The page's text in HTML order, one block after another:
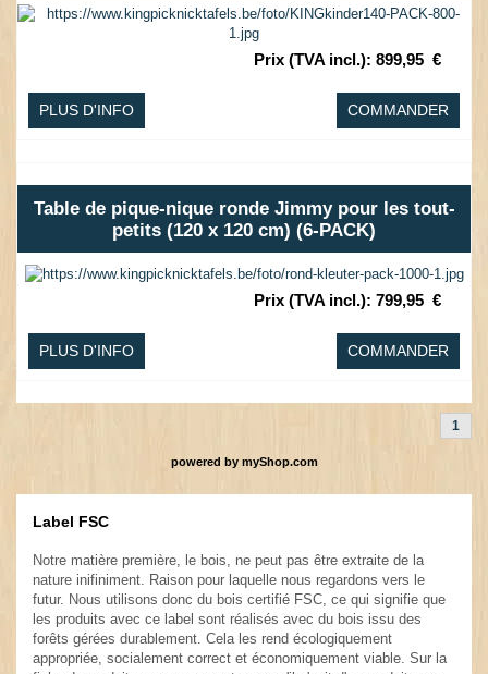
Prix (TVA incl.): 899,95 €
PLUS D'INFO COMMANDER
Table de pique-nique ronde Jimmy pour les tout-
petits (120 x 120 cm) (6-PACK)
Prix (TVA incl.): 799,95 €
PLUS D'INFO COMMANDER
1
powered by myShop.com
Label FSC
Notre matière première, le bois, ne peut pas être extraite de la
nature inifiniment. Raison pour laquelle nous regardons vers le
futur. Nous utilisons donc du bois certifié FSC, ce qui signifie que
les produits avec ce label sont réalisés avec du bois issu des
forêts gérées durablement. Cela les rend écologiquement
appropriée, socialement correct et économiquement viable. Sur la